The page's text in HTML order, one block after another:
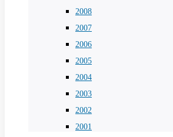
2008
2007
2006
2005
2004
2003
2002
2001